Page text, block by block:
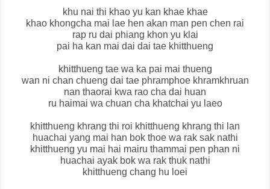
khu nai thi khao yu kan khae khae
khao khongcha mai lae hen akan man pen chen rai
rap ru dai phiang khon yu klai
pai ha kan mai dai dai tae khitthueng
khitthueng tae wa ka pai mai thueng
wan ni chan chueng dai tae phramphoe khramkhruan
nan thaorai kwa rao cha dai huan
ru haimai wa chuan cha khatchai yu laeo
khitthueng khrang thi roi khitthueng khrang thi lan
huachai yang mai han bok thoe wa rak sak nathi
khitthueng yu mai hai mairu thammai pen phan ni
huachai ayak bok wa rak thuk nathi
khitthueng chang hu loei